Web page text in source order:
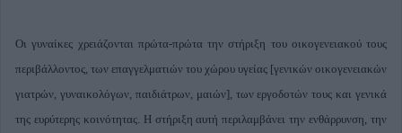
Οι γυναίκες χρειάζονται πρώτα-πρώτα την στήριξη του οικογενειακού τους
περιβάλλοντος, των επαγγελματιών του χώρου υγείας [γενικών οικογενειακών
γιατρών, γυναικολόγων, παιδιάτρων, μαιών], των εργοδοτών τους και γενικά
της ευρύτερης κοινότητας. Η στήριξη αυτή περιλαμβάνει την ενθάρρυνση, την